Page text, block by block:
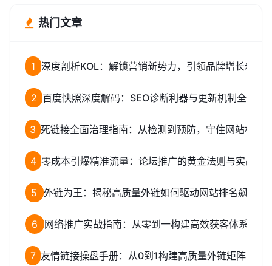
热门文章
1 深度剖析KOL：解锁营销新势力，引领品牌增长新路
2 百度快照深度解码：SEO诊断利器与更新机制全揭秘
3 死链接全面治理指南：从检测到预防，守住网站权重
4 零成本引爆精准流量：论坛推广的黄金法则与实战全
5 外链为王：揭秘高质量外链如何驱动网站排名飙升
6 网络推广实战指南：从零到一构建高效获客体系
7 友情链接操盘手册：从0到1构建高质量外链矩阵的完